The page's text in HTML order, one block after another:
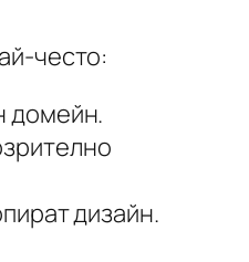
често:
домейн.
дизайн.